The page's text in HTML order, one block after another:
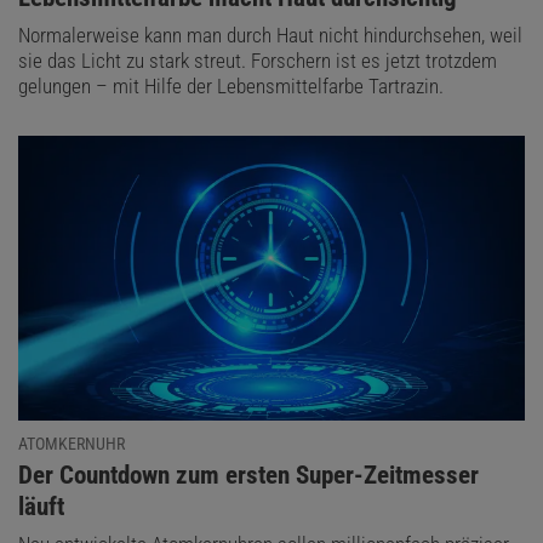
Normalerweise kann man durch Haut nicht hindurchsehen, weil
sie das Licht zu stark streut. Forschern ist es jetzt trotzdem
gelungen – mit Hilfe der Lebensmittelfarbe Tartrazin.
ATOMKERNUHR
:
Der Countdown zum ersten Super-Zeitmesser
läuft